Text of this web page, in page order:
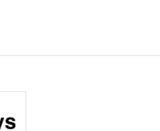
замены модулей ввода-